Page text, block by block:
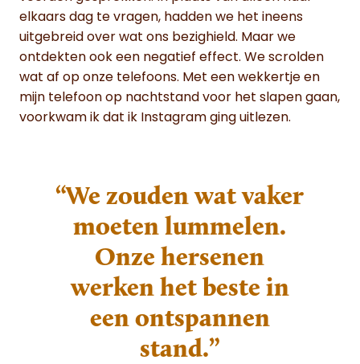
elkaars dag te vragen, hadden we het ineens
uitgebreid over wat ons bezighield. Maar we
ontdekten ook een negatief effect. We scrolden
wat af op onze telefoons. Met een wekkertje en
mijn telefoon op nachtstand voor het slapen gaan,
voorkwam ik dat ik Instagram ging uitlezen.
“We zouden wat vaker
moeten lummelen.
Onze hersenen
werken het beste in
een ontspannen
stand.”